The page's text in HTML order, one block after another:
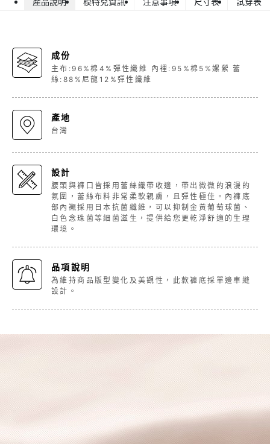
成份
主布:96%棉4%彈性纖維 內裡:95%棉5%嫘縈 蕾
絲:88%尼龍12%彈性纖維
產地
台灣
設計
腰頭與褲口皆採用蕾絲織帶收邊，帶出微微的浪漫的
氛圍，蕾絲布料非常柔軟親膚，且彈性極佳。內褲底
部內襯採用日本抗菌纖維，可以抑制金黃葡萄球菌、
白色念珠菌等細菌滋生，提供給您更乾淨舒適的生理
環境。
品項說明
為維持商品版型變化及美觀性，此款褲底採單邊車縫
設計。